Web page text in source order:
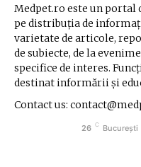
Medpet.ro este un portal
pe distribuția de
varietate de articole,
de subiecte, de la
specifice de interes.
destinat informării și
Contact us:
26 C București